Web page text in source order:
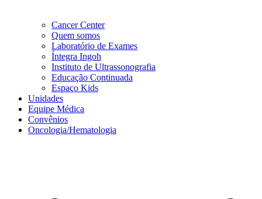
Cancer Center
Quem somos
Laboratório de Exames
Íntegra Ingoh
Instituto de Ultrassonografia
Educação Continuada
Espaço Kids
Unidades
Equipe Médica
Convênios
Oncologia/Hematologia